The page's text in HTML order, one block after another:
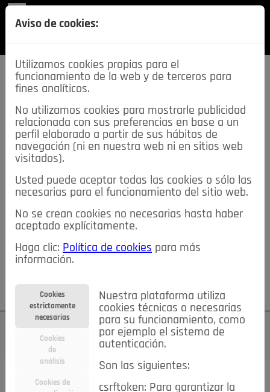
SECCIONES
descarga esta
REVISTA
≡NOTICIAS
NOTICIAS SERVICIOS DE INTERÉS
TABLÓN DE ANUNCIOS MIS ANUNCIOS CONTACTO
NOSOTROS
Su cuenta Regístrese ¿Olvidó su contraseña?
Todas las noticias..
Aviso de cookies:
Utilizamos cookies propias para el
funcionamiento de la web y de terceros para
fines analíticos.
No utilizamos cookies para mostrarle publicidad
relacionada con sus preferencias en base a un
perfil elaborado a partir de sus hábitos de
navegación (ni en nuestra web ni en sitios web
visitados).
Usted puede aceptar todas las cookies o sólo las
necesarias para el funcionamiento del sitio web.
No se crean cookies no necesarias hasta haber
aceptado explícitamente.
Haga clic: Política de cookies para más
información.
Cookies
estrictamente
necesarias
Cookies
de
análisis
Cookies de
Nuestra plataforma utiliza
cookies técnicas o necesarias
para su funcionamiento, como
por ejemplo el sistema de
autenticación.
Son las siguientes:
csrftoken: Para garantizar la